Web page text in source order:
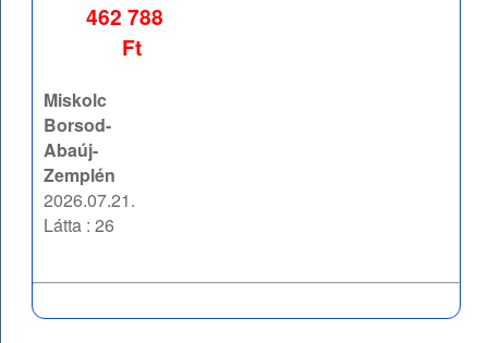
462 788
Ft
Miskolc
Borsod-
Abaúj-
Zemplén
2026.07.21.
Látta : 26